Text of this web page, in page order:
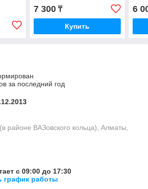
7 300₸
Купить
6
за последний год
районе ВАЗовского кольца), Алматы,
с 09:00 до 17:30
график работы